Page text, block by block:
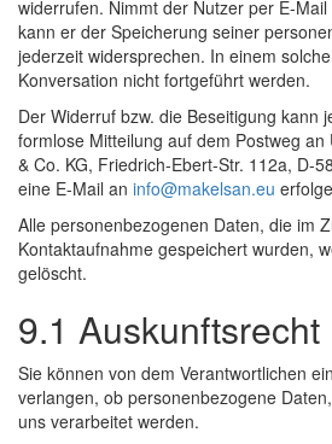
widerrufen. Nimmt der Nutzer per E-
kann er der Speicherung seiner
jederzeit widersprechen. In einem
Konversation nicht fortgeführt werden.
Der Widerruf bzw. die Beseitigung kann
formlose Mitteilung auf dem Postweg an
& Co. KG, Friedrich-Ebert-Str. 112a, D-
eine E-Mail an info@makelsan.eu
Alle personenbezogenen Daten, die im
Kontaktaufnahme gespeichert wurden,
gelöscht.
9.1 Auskunftsrecht
Sie können von dem Verantwortlichen
verlangen, ob personenbezogene
uns verarbeitet werden.